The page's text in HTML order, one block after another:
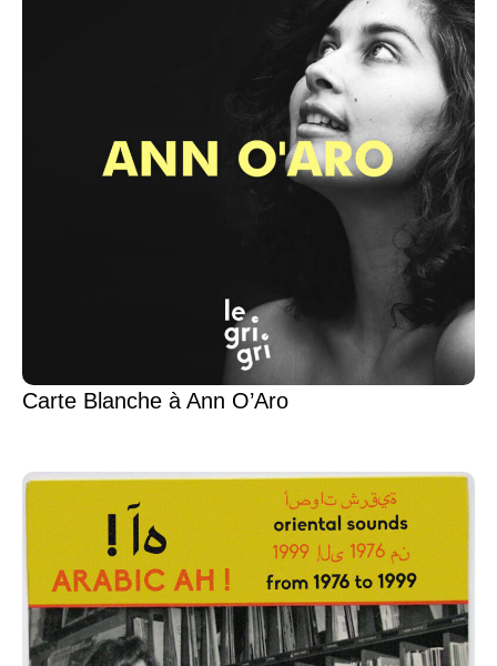
Carte Blanche à Ann O’Aro